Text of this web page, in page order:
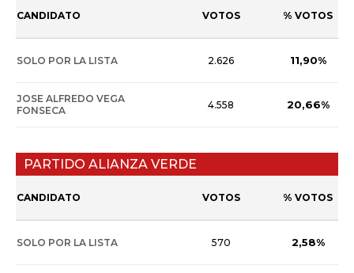
CANDIDATO VOTOS % VOTOS
SOLO POR LA LISTA 2.626 11,90%
JOSE ALFREDO VEGA
FONSECA
4.558 20,66%
PARTIDO ALIANZA VERDE
CANDIDATO VOTOS % VOTOS
SOLO POR LA LISTA 570 2,58%